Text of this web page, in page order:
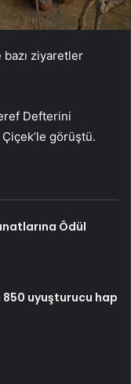
bazı ziyaretler
Defterini
görüştü.
Ödül
850 uyuşturucu hap